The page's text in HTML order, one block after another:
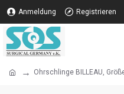
Anmeldung Registrieren
Ohrschlinge BILLEAU,